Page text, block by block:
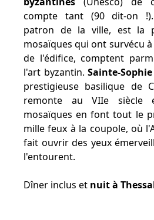
compte tant (90 dit-on !).
patron de la ville, est la
mosaïques qui ont survécu
de l'édifice, comptent
l'art byzantin.Sainte-Sophie
prestigieuse basilique de
remonte au VIIe siècle
mosaïques en font tout le
mille feux à la coupole, où
fait ouvrir des yeux
l'entourent.
Dîner inclus et nuit à